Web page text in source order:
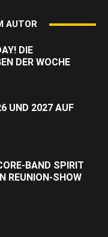
AUTOR
DIE
DER WOCHE
UND 2027 AUF
BAND SPIRIT
REUNION-SHOW